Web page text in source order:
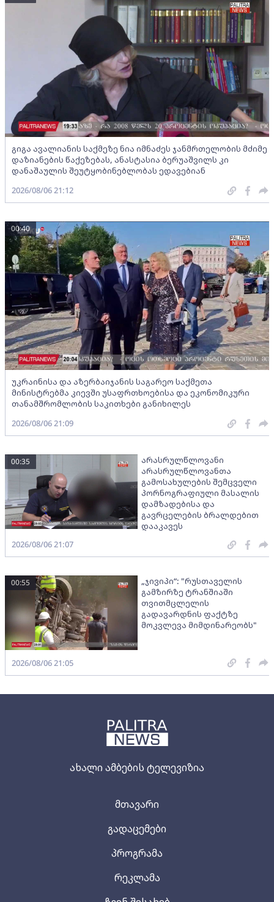
ახალი ამბების ტელევიზია
მთავარი
გადაცემები
პროგრამა
რეკლამა
გიგა ავალიანის საქმეზე ნია იმნაძეს ჯანმრთელობის მძიმე
დაზიანების წაქეზებას, ანასტასია ბერუაშვილს კი
დანაშაულის შეუტყობინებლობას ედავებიან
2026/08/06 21:12
უკრაინისა და აზერბაიჯანის საგარეო საქმეთა
მინისტრებმა კიევში უსაფრთხოებისა და ეკონომიკური
თანამშრომლობის საკითხები განიხილეს
00:40
2026/08/06 21:09
არასრულწლოვანი
არასრულწლოვანთა
გამოსახულების შემცველი
პორნოგრაფიული მასალის
დამზადებისა და
გავრცელების ბრალდებით
დააკავეს
00:35
2026/08/06 21:07
„ჯივიპი“: "რუსთაველის
გამზირზე ტრანშიაში
თვითმცლელის
გადავარდნის ფაქტზე
მოკვლევა მიმდინარეობს"
00:55
2026/08/06 21:05